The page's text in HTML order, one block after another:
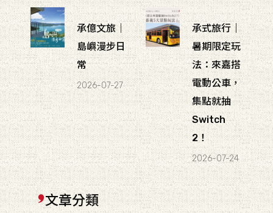
承億文旅｜
島嶼漫步日
常
2026-07-27
承式旅行｜
暑期限定玩
法：來嘉搭
電動公車，
集點就抽
Switch
2！
2026-07-24
文章分類